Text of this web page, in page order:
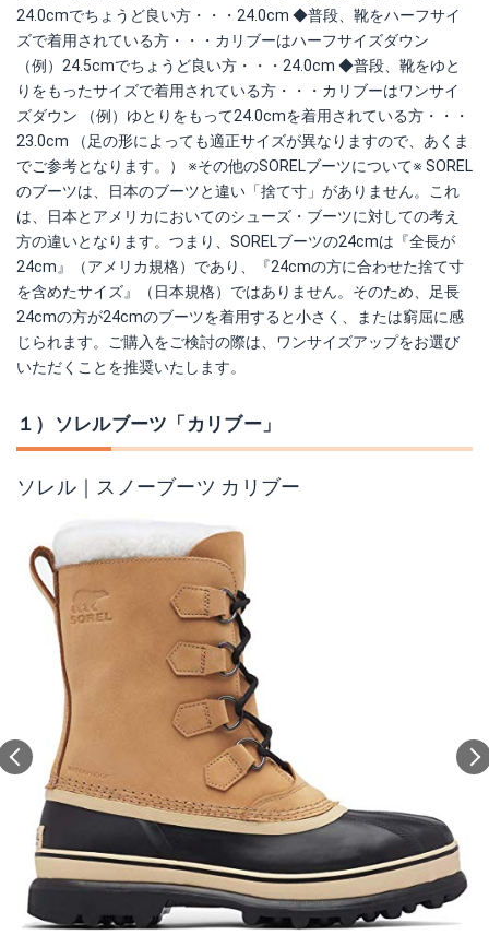
24.0cmでちょうど良い方・・・24.0cm ◆普段、靴をハーフサイ
ズで着用されている方・・・カリブーはハーフサイズダウン
（例）24.5cmでちょうど良い方・・・24.0cm ◆普段、靴をゆと
りをもったサイズで着用されている方・・・カリブーはワンサイ
ズダウン （例）ゆとりをもって24.0cmを着用されている方・・・
23.0cm （足の形によっても適正サイズが異なりますので、あくま
でご参考となります。） ※その他のSORELブーツについて※ SOREL
のブーツは、日本のブーツと違い「捨て寸」がありません。これ
は、日本とアメリカにおいてのシューズ・ブーツに対しての考え
方の違いとなります。つまり、SORELブーツの24cmは『全長が
24cm』（アメリカ規格）であり、『24cmの方に合わせた捨て寸
を含めたサイズ』（日本規格）ではありません。そのため、足長
24cmの方が24cmのブーツを着用すると小さく、または窮屈に感
じられます。ご購入をご検討の際は、ワンサイズアップをお選び
いただくことを推奨いたします。
１）ソレルブーツ「カリブー」
ソレル｜スノーブーツ カリブー